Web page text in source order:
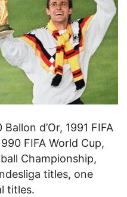
d’Or, 1991 FIFA
FIFA World Cup,
Championship,
titles, one
titles.